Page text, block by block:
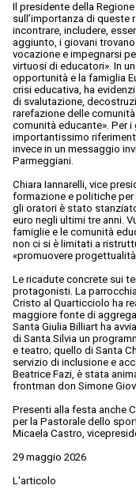
Il presidente della
sull’importanza di queste
incontrare, includere,
aggiunto, i giovani
vocazione e impegnarsi
virtuosi di educatori». In
opportunità e la famiglia
crisi educativa, ha
di svalutazione,
rarefazione delle
comunità educante». Per
importantissimo
invece in un messaggio
Parmeggiani.
Chiara Iannarelli, vice
formazione e politiche per
gli oratori è stato
euro negli ultimi tre anni.
famiglie e le comunità
non ci si è limitati a
«promuovere
Le ricadute concrete sui
protagonisti. La
Cristo al Quarticciolo ha
maggiore fonte di
Santa Giulia Billiart ha
di Santa Silvia un
e teatro; quello di Santa
servizio di inclusione e
Beatrice Fazi, è stata
frontman don Simone
Presenti alla festa anche
per la Pastorale dello
Micaela Castro,
29 maggio 2026
L'articolo